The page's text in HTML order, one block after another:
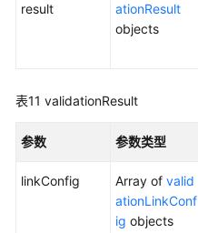
result
ationResult
objects
表11 validationResult
参数 参数类型
linkConfig Array of valid
ationLinkConf
ig objects